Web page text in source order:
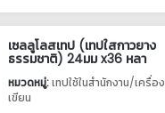
เซลลูโลสเทป (เทปใสกาวยาง
ธรรมชาติ) 24มม x36 หลา
หมวดหมู่:เทปใช้ในสำนักงาน/เครื่อง
เขียน